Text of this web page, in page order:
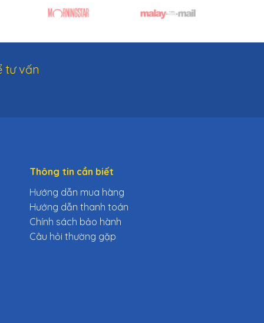
tư vấn
Thông tin cần biết
Hướng dẫn mua hàng
Hướng dẫn thanh toán
Chính sách bảo hành
Câu hỏi thường gặp